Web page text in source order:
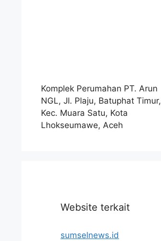
Komplek Perumahan PT. Arun
NGL, Jl. Plaju, Batuphat Timur,
Kec. Muara Satu, Kota
Lhokseumawe, Aceh
Website terkait
sumselnews.id